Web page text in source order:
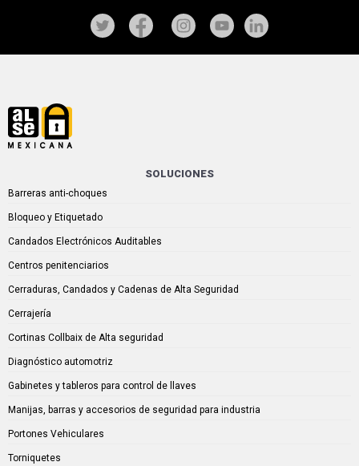
SOLUCIONES
Barreras anti-choques
Bloqueo y Etiquetado
Candados Electrónicos Auditables
Centros penitenciarios
Cerraduras, Candados y Cadenas de Alta Seguridad
Cerrajería
Cortinas Collbaix de Alta seguridad
Diagnóstico automotriz
Gabinetes y tableros para control de llaves
Manijas, barras y accesorios de seguridad para industria
Portones Vehiculares
Torniquetes